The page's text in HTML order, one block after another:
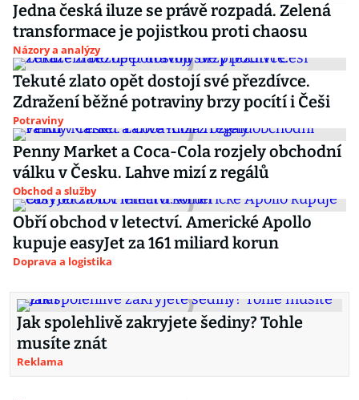
Jedna česká iluze se právě rozpadá. Zelená
transformace je pojistkou proti chaosu
Názory a analýzy
Tekuté zlato opět dostojí své přezdívce.
Zdražení běžné potraviny brzy pocítí i Češi
Potraviny
Penny Market a Coca-Cola rozjely obchodní
válku v Česku. Lahve mizí z regálů
Obchod a služby
Obří obchod v letectví. Americké Apollo
kupuje easyJet za 161 miliard korun
Doprava a logistika
Jak spolehlivě zakryjete šediny? Tohle
musíte znát
Reklama